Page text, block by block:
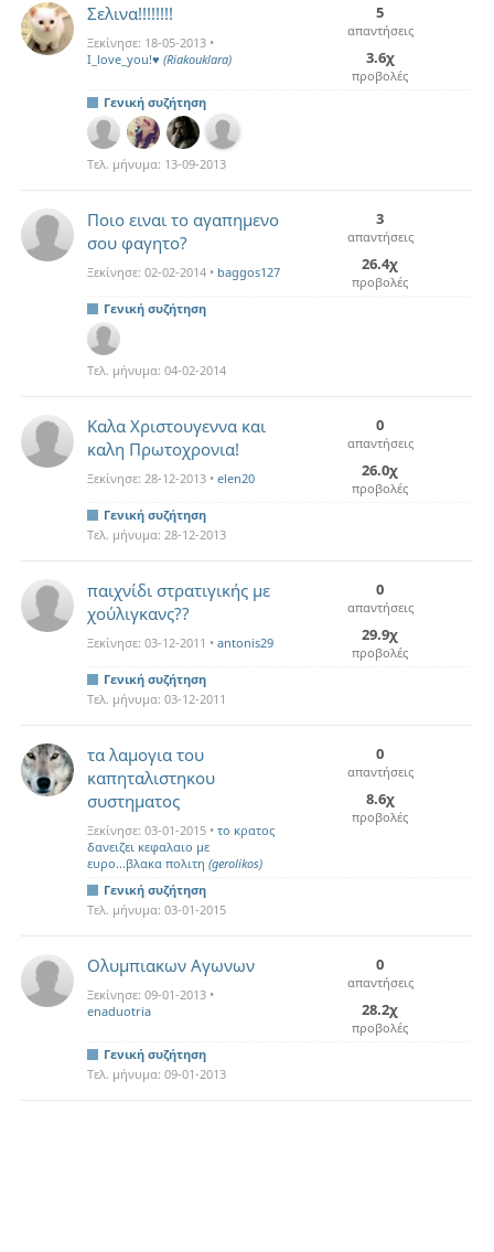
Σελινα!!!!!!!!
Ξεκίνησε: 18-05-2013 •
I_love_you!♥ (Riakouklara)
5
απαντήσεις
3.6χ
προβολές
Γενική συζήτηση
Τελ. μήνυμα: 13-09-2013
Ποιο ειναι το αγαπημενο
σου φαγητο?
Ξεκίνησε: 02-02-2014 • baggos127
3
απαντήσεις
26.4χ
προβολές
Γενική συζήτηση
Τελ. μήνυμα: 04-02-2014
Καλα Χριστουγεννα και
καλη Πρωτοχρονια!
Ξεκίνησε: 28-12-2013 • elen20
0
απαντήσεις
26.0χ
προβολές
Γενική συζήτηση
Τελ. μήνυμα: 28-12-2013
παιχνίδι στρατιγικής με
χούλιγκανς??
Ξεκίνησε: 03-12-2011 • antonis29
0
απαντήσεις
29.9χ
προβολές
Γενική συζήτηση
Τελ. μήνυμα: 03-12-2011
τα λαμογια του
καπηταλιστηκου
συστηματος
Ξεκίνησε: 03-01-2015 • το κρατος
δανειζει κεφαλαιο με
ευρο...βλακα πολιτη (gerolikos)
0
απαντήσεις
8.6χ
προβολές
Γενική συζήτηση
Τελ. μήνυμα: 03-01-2015
Ολυμπιακων Αγωνων
Ξεκίνησε: 09-01-2013 •
enaduotria
0
απαντήσεις
28.2χ
προβολές
Γενική συζήτηση
Τελ. μήνυμα: 09-01-2013